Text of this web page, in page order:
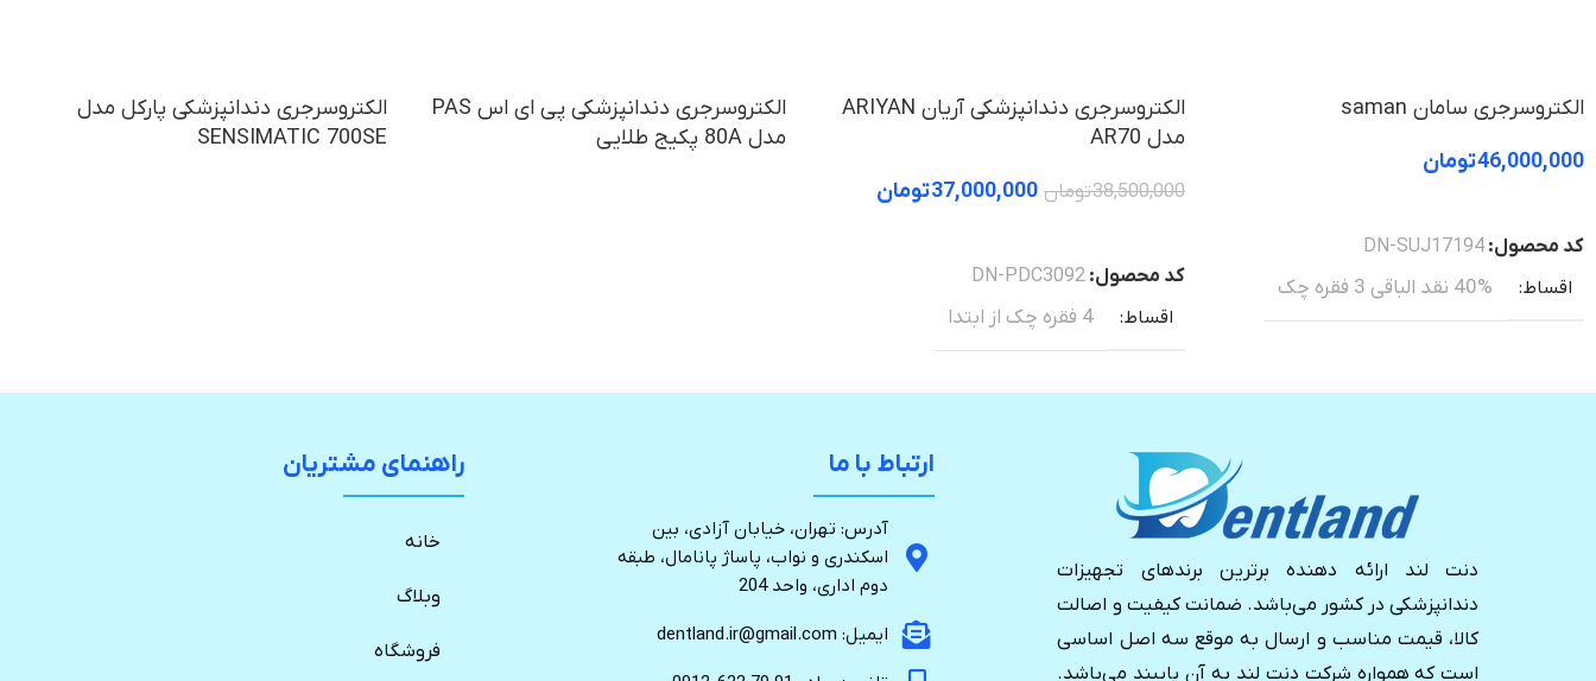
الکتروسرجری سامان saman
46,000,000تومان
کد محصول:DN-SUJ17194
اقساط 40% نقد الباقی 3 فقره چک
الکتروسرجری دندانپزشکی آریان ARIYAN
مدل AR70
38,500,000تومان 37,000,000تومان
کد محصول:DN-PDC3092
اقساط 4 فقره چک از ابتدا
الکتروسرجری دندانپزشکی پی ای اس PAS
مدل 80A پکیج طلایی
الکتروسرجری دندانپزشکی پارکل مدل
SENSIMATIC 700SE
دنت لند ارائه دهنده برترین برندهای تجهیزات
دندانپزشکی در کشور می‌باشد. ضمانت کیفیت و اصالت
کالا، قیمت مناسب و ارسال به موقع سه اصل اساسی
است که همواره شرکت دنت لند به آن پایبند می‌باشد.
ارتباط با ما
آدرس: تهران، خیابان آزادی، بین
اسکندری و نواب، پاساژ پانامال، طبقه
دوم اداری، واحد 204
ایمیل: dentland.ir@gmail.com
راهنمای مشتریان
خانه
وبلاگ
فروشگاه